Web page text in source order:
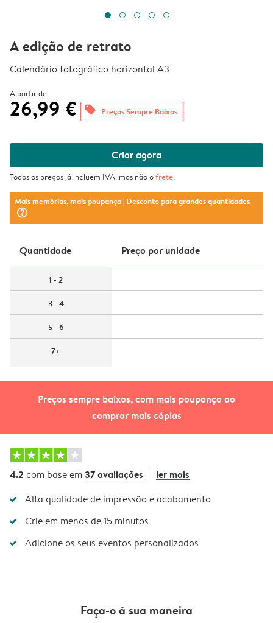
Preços sempre baixos, com mais poupança ao
comprar mais cópias
A edição de retrato
Calendário fotográfico horizontal A3
A partir de
26,99 € offers Preços Sempre Baixos
Criar agora
Todos os preços já incluem IVA, mas não ofrete.
Mais memórias, mais poupança| Desconto para grandes quantidades
question_mark_circle
Quantidade Preço por unidade
1 - 2
3 - 4
5 - 6
7+
4.2 com base em 37 avaliações ler mais
Alta qualidade de impressão e acabamento
Crie em menos de 15 minutos
Adicione os seus eventos personalizados
Faça-o à sua maneira